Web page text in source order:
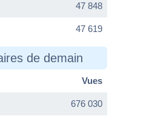
47 848
47 619
de demain
Vues
676 030